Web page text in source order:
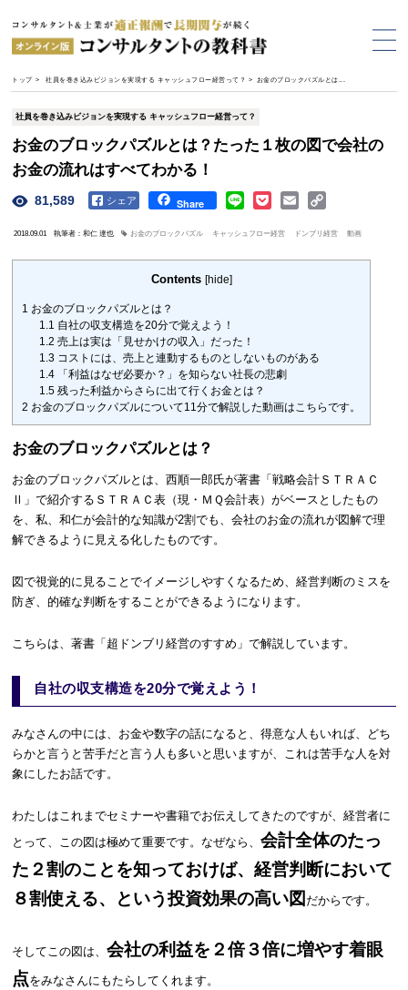
トップ > 社員を巻き込みビジョンを実現する キャッシュフロー経営って？ > お金のブロックパズルとは...
社員を巻き込みビジョンを実現する キャッシュフロー経営って？
お金のブロックパズルとは？たった１枚の図で会社の
お金の流れはすべてわかる！
81,589 Facebook Share
2018.09.01 執筆者：和仁 達也 お金のブロックパズル キャッシュフロー経営 ドンブリ経営 動画
Contents [hide]
1 お金のブロックパズルとは？
1.1 自社の収支構造を20分で覚えよう！
1.2 売上は実は「見せかけの収入」だった！
1.3コストには、売上と連動するものとしないものがある
1.4「利益はなぜ必要か？」を知らない社長の悲劇
1.5残った利益からさらに出て行くお金とは？
2 お金のブロックパズルについて11分で解説した動画はこちらです。
お金のブロックパズルとは？
お金のブロックパズルとは、西順一郎氏が著書「戦略会計ＳＴＲＡＣ
Ⅱ」で紹介するＳＴＲＡＣ表（現・ＭＱ会計表）がベースとしたもの
を、私、和仁が会計的な知識が2割でも、会社のお金の流れが図解で理
解できるように見える化したものです。
図で視覚的に見ることでイメージしやすくなるため、経営判断のミスを
防ぎ、的確な判断をすることができるようになります。
こちらは、著書「 超ドンブリ経営のすすめ 」で解説しています。
自社の収支構造を20分で覚えよう！
みなさんの中には、お金や数字の話になると、得意な人もいれば、どち
らかと言うと苦手だと言う人も多いと思いますが、これは苦手な人を対
象にしたお話です。
わたしはこれまでセミナーや書籍でお伝えしてきたのですが、経営者に
とって、この図は極めて重要です。なぜなら、 会計全体のたっ
た２割のことを知っておけば、経営判断において
８割使える、という投資効果の高い図 だからです。
そしてこの図は、 会社の利益を２倍３倍に増やす着眼
点をみなさんにもたらしてくれます。